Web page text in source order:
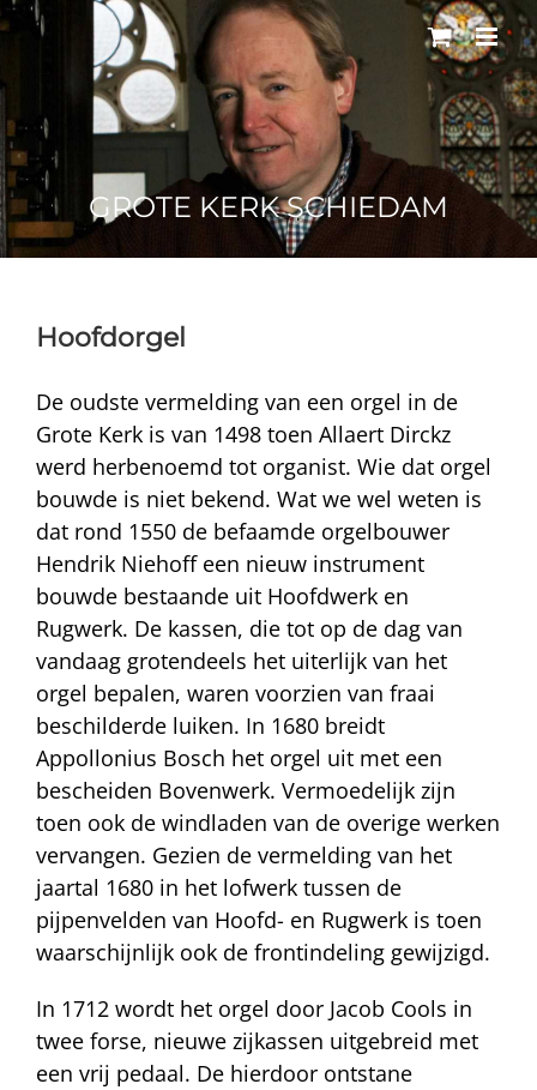
Ga
naar
GROTE KERK SCHIEDAM
Hoofdorgel
De oudste vermelding van een orgel in de
Grote Kerk is van 1498 toen Allaert Dirckz
werd herbenoemd tot organist. Wie dat orgel
bouwde is niet bekend. Wat we wel weten is
dat rond 1550 de befaamde orgelbouwer
Hendrik Niehoff een nieuw instrument
bouwde bestaande uit Hoofdwerk en
Rugwerk. De kassen, die tot op de dag van
vandaag grotendeels het uiterlijk van het
orgel bepalen, waren voorzien van fraai
beschilderde luiken. In 1680 breidt
Appollonius Bosch het orgel uit met een
bescheiden Bovenwerk. Vermoedelijk zijn
toen ook de windladen van de overige werken
vervangen. Gezien de vermelding van het
jaartal 1680 in het lofwerk tussen de
pijpenvelden van Hoofd- en Rugwerk is toen
waarschijnlijk ook de frontindeling gewijzigd.
In 1712 wordt het orgel door Jacob Cools in
twee forse, nieuwe zijkassen uitgebreid met
een vrij pedaal. De hierdoor ontstane